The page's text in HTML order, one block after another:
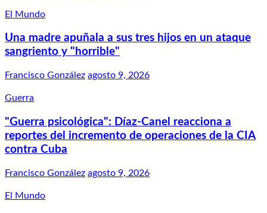
El Mundo
Una madre apuñala a sus tres hijos en un ataque
sangriento y "horrible"
Francisco González agosto 9, 2026
Guerra
"Guerra psicológica": Díaz-Canel reacciona a
reportes del incremento de operaciones de la CIA
contra Cuba
Francisco González agosto 9, 2026
El Mundo